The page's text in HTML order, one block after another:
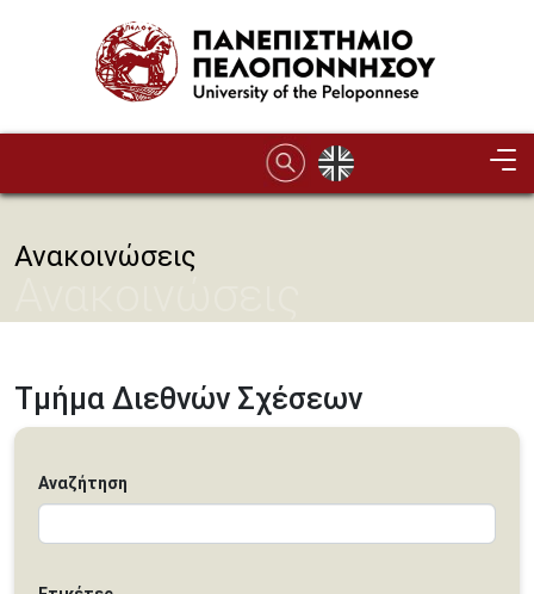
Ανακοινώσεις
Τμήμα Διεθνών Σχέσεων
Αναζήτηση